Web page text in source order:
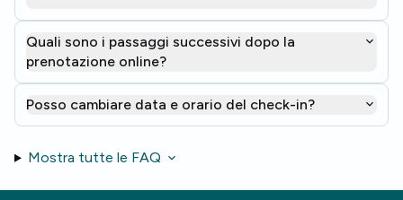
Quali sono i passaggi successivi dopo la
prenotazione online?
Posso cambiare data e orario del check-in?
Mostra tutte le FAQ